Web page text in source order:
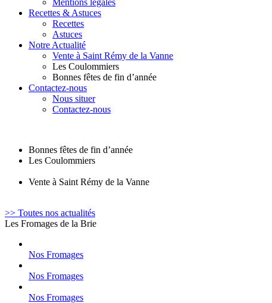
Mentions légales
Recettes & Astuces
Recettes
Astuces
Notre Actualité
Vente à Saint Rémy de la Vanne
Les Coulommiers
Bonnes fêtes de fin d’année
Contactez-nous
Nous situer
Contactez-nous
Bonnes fêtes de fin d’année
Les Coulommiers
Vente à Saint Rémy de la Vanne
>> Toutes nos actualités
Les Fromages de la Brie
Nos Fromages
Nos Fromages
Nos Fromages